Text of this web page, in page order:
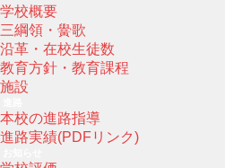
学校概要
三綱領・黌歌
沿革・在校生徒数
教育方針・教育課程
施設
本校の進路指導
進路実績(PDFリンク)